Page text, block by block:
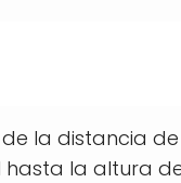
de la distancia
hasta la altura